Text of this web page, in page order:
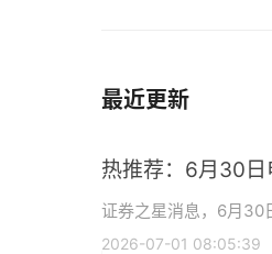
最近更新
热推荐：6月30日
证券之星消息，6月30
2026-07-01 08:05:39